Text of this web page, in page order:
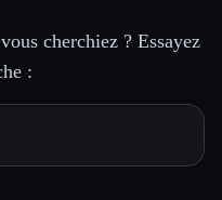
cherchiez ? Essayez
: